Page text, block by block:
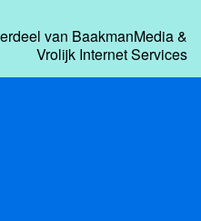
van BaakmanMedia&
Vrolijk Internet Services